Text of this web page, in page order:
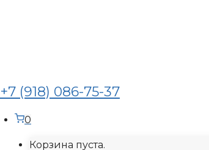
+7 (918) 086-75-37
0
Корзина пуста.